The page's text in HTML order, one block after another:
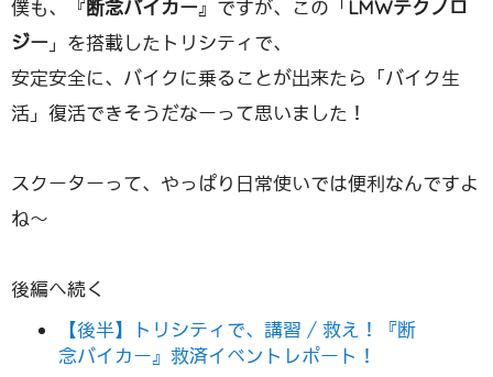
僕も、『断念バイカー』ですが、この「LMWテクノロ
ジー」を搭載したトリシティで、
安定安全に、バイクに乗ることが出来たら「バイク生
活」復活できそうだなーって思いました！
スクーターって、やっぱり日常使いでは便利なんですよ
ね〜
後編へ続く
【後半】トリシティで、講習 / 救え！『断
念バイカー』救済イベントレポート！